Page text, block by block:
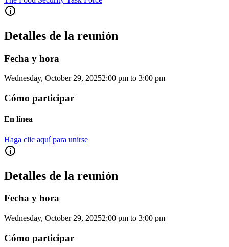
Detalles de la reunión
Fecha y hora
Wednesday, October 29, 20252:00 pm to 3:00 pm
Cómo participar
En línea
Haga clic aquí para unirse
Detalles de la reunión
Fecha y hora
Wednesday, October 29, 20252:00 pm to 3:00 pm
Cómo participar